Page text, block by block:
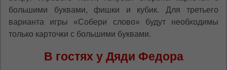
большими буквами, фишки и кубик. Для третьего
варианта игры «Собери слово» будут необходимы
только карточки с большими буквами.
В гостях у Дяди Федора